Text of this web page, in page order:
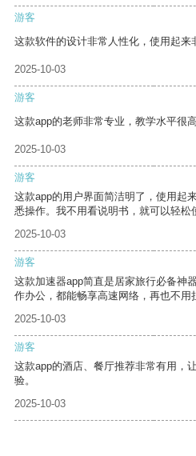
游客
这款软件的设计非常人性化，使用起来
2025-10-03
游客
这款app的老师非常专业，教学水平很
2025-10-03
游客
这款app的用户界面简洁明了，使用起
悉操作。我不用看说明书，就可以轻松
2025-10-03
游客
这款加速器app简直是居家旅行必备神
作办公，都能畅享高速网络，再也不用
2025-10-03
游客
这款app的酒店、餐厅推荐非常有用，
验。
2025-10-03